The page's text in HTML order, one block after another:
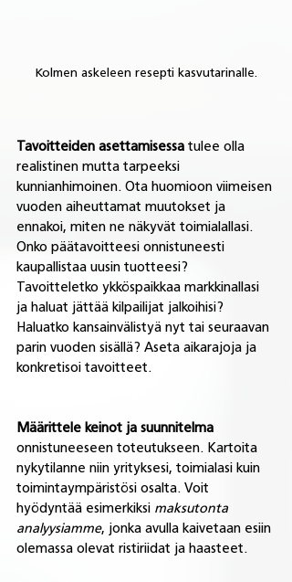
Kolmen askeleen resepti kasvutarinalle.
Tavoitteiden asettamisessa tulee olla
realistinen mutta tarpeeksi
kunnianhimoinen. Ota huomioon viimeisen
vuoden aiheuttamat muutokset ja
ennakoi, miten ne näkyvät toimialallasi.
Onko päätavoitteesi onnistuneesti
kaupallistaa uusin tuotteesi?
Tavoitteletko ykköspaikkaa markkinallasi
ja haluat jättää kilpailijat jalkoihisi?
Haluatko kansainvälistyä nyt tai seuraavan
parin vuoden sisällä? Aseta aikarajoja ja
konkretisoi tavoitteet.
Määrittele keinot ja suunnitelma
onnistuneeseen toteutukseen. Kartoita
nykytilanne niin yrityksesi, toimialasi kuin
toimintaympäristösi osalta. Voit
hyödyntää esimerkiksi maksutonta
analyysiamme, jonka avulla kaivetaan esiin
olemassa olevat ristiriidat ja haasteet.